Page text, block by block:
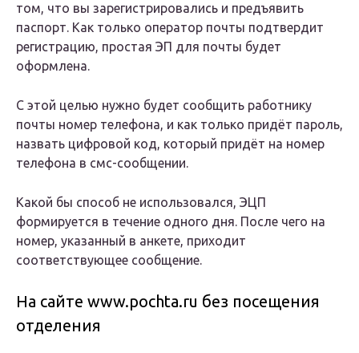
том, что вы зарегистрировались и предъявить
паспорт. Как только оператор почты подтвердит
регистрацию, простая ЭП для почты будет
оформлена.
С этой целью нужно будет сообщить работнику
почты номер телефона, и как только придёт пароль,
назвать цифровой код, который придёт на номер
телефона в смс-сообщении.
Какой бы способ не использовался, ЭЦП
формируется в течение одного дня. После чего на
номер, указанный в анкете, приходит
соответствующее сообщение.
На сайте www.pochta.ru без посещения
отделения